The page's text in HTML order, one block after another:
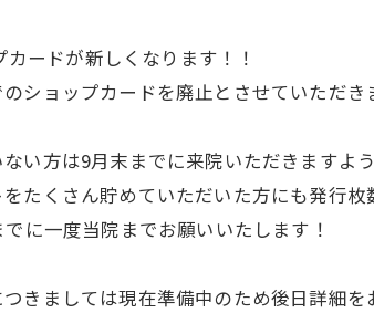
ードが新しくなります！！
ショップカードを廃止とさせていただき
い方は9月末までに来院いただきますよ
たくさん貯めていただいた方にも発行
に一度当院までお願いいたします！
きましては現在準備中のため後日詳細を